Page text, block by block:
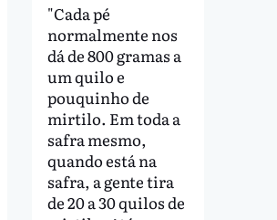
"Cada pé
normalmente nos
dá de 800 gramas a
um quilo e
pouquinho de
mirtilo. Em toda a
safra mesmo,
quando está na
safra, a gente tira
de 20 a 30 quilos de